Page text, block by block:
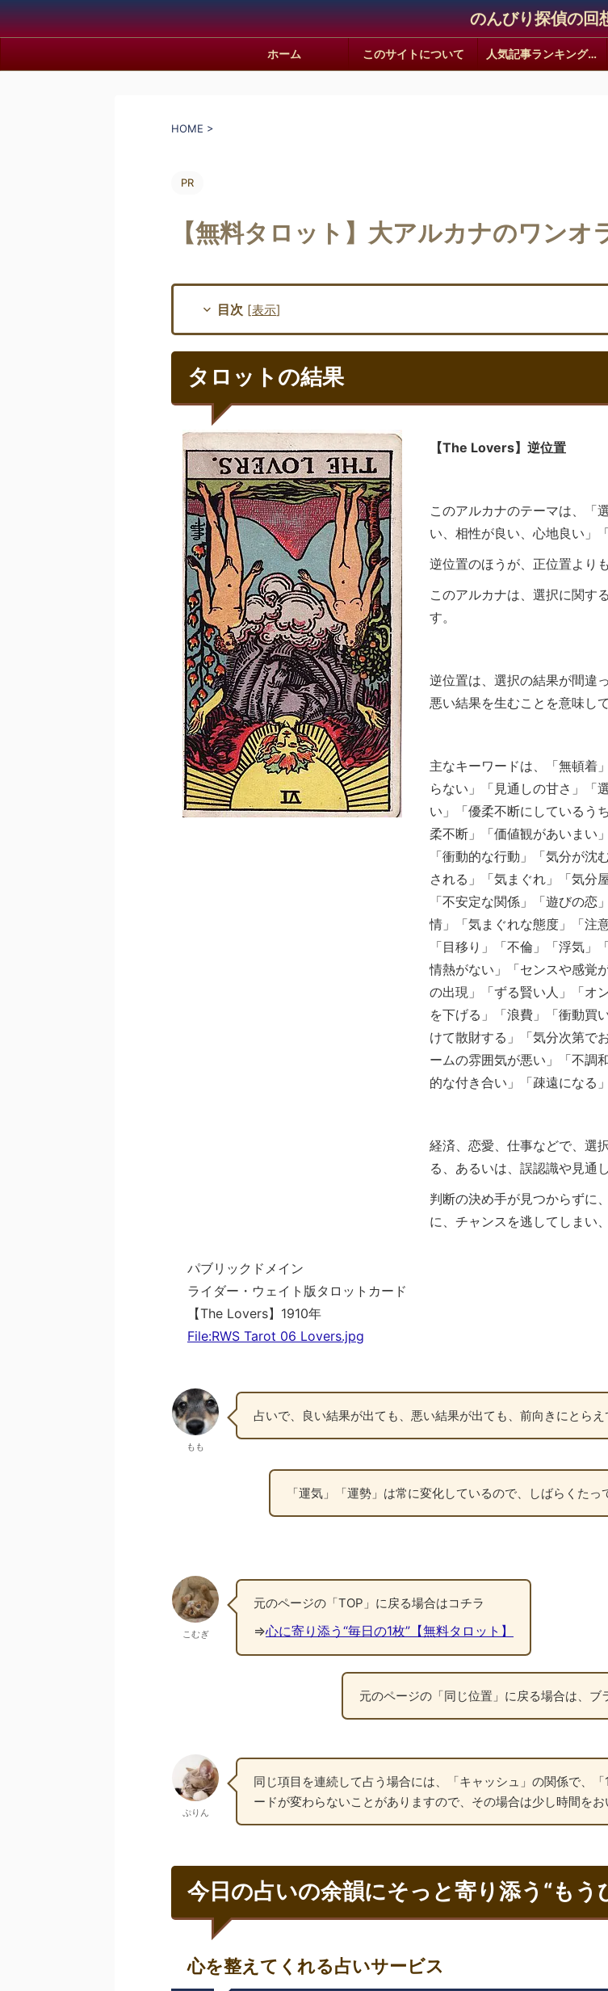
のんびり探偵の回
ホーム このサイトについて 人気記事ランキング｜静かな回想ギャラリー
HOME >
PR
【無料タロット】大アルカナのワンオ
目次 [表示]
タロットの結果
【The Lovers】逆位置
このアルカナのテーマは、「
い、相性が良い、心地良い」
逆位置のほうが、正位置より
このアルカナは、選択に関す
す。
逆位置は、選択の結果が間違
悪い結果を生むことを意味して
主なキーワードは、「無頓着
らない」「見通しの甘さ」「
い」「優柔不断にしているう
柔不断」「価値観があいまい
「衝動的な行動」「気分が
される」「気まぐれ」「気分
「不安定な関係」「遊びの
情」「気まぐれな態度」「注
「目移り」「不倫」「浮気」
情熱がない」「センスや感覚
の出現」「ずる賢い人」「オ
を下げる」「浪費」「衝動買
けて散財する」「気分次第で
ームの雰囲気が悪い」「不調
的な付き合い」「疎遠になる
経済、恋愛、仕事などで、選
る、あるいは、誤認識や見通
判断の決め手が見つからずに
に、チャンスを逃してしまい
パブリックドメイン
ライダー・ウェイト版タロットカード
【The Lovers】1910年
File:RWS Tarot 06 Lovers.jpg
もも
占いで、良い結果が出ても、悪い結果が出ても、前向きにとら
「運気」「運勢」は常に変化しているので、しばらくた
こむぎ
元のページの「TOP」に戻る場合はコチラ
⇒心に寄り添う“毎日の1枚”【無料タロット】
元のページの「同じ位置」に戻る場合は、
ぷりん
同じ項目を連続して占う場合には、「キャッシュ」の関係で、
ードが変わらないことがありますので、その場合は少し時間を
今日の占いの余韻にそっと寄り添う“もう
心を整えてくれる占いサービス